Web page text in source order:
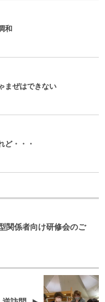
和
まぜはできない
ど・・・
係者向け研修会のご